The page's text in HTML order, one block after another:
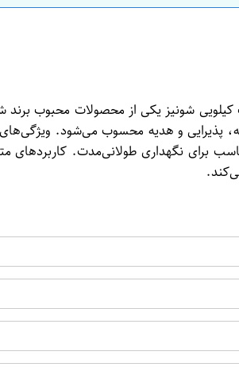
شونیز یکی از محصولات محبوب برند
پذیرایی و هدیه محسوب می‌شود.
برای نگهداری طولانی‌مدت.